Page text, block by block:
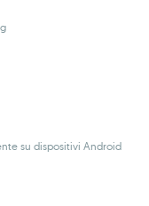
su dispositivi Android